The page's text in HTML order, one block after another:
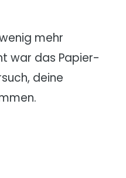
mehr
war das Papier-
deine